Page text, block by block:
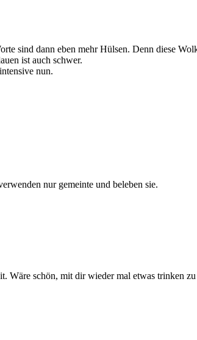
sind dann eben mehr Hülsen. Denn diese
ist auch schwer.
nun.
nur gemeinte und beleben sie.
schön, mit dir wieder mal etwas trinken